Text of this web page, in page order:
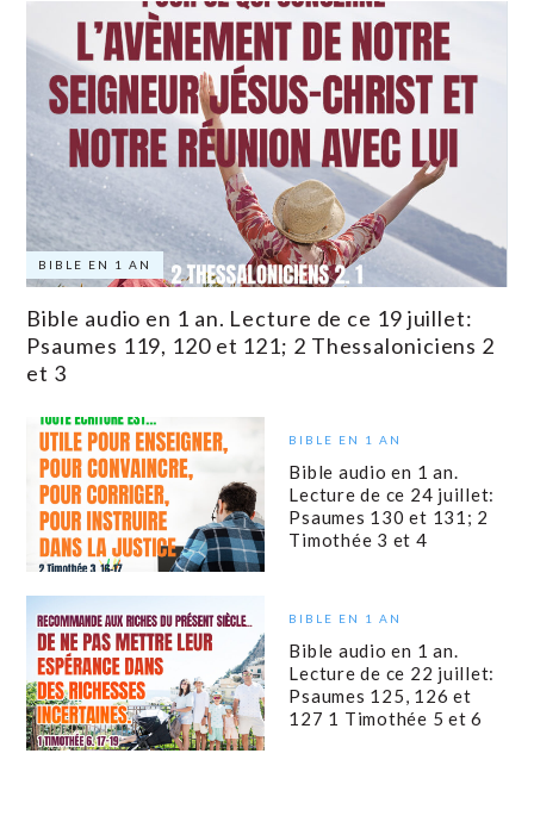
BIBLE EN 1 AN
Bible audio en 1 an. Lecture de ce 19 juillet:
Psaumes 119, 120 et 121; 2 Thessaloniciens 2
et 3
BIBLE EN 1 AN
Bible audio en 1 an.
Lecture de ce 24 juillet:
Psaumes 130 et 131; 2
Timothée 3 et 4
BIBLE EN 1 AN
Bible audio en 1 an.
Lecture de ce 22 juillet:
Psaumes 125, 126 et
127 1 Timothée 5 et 6